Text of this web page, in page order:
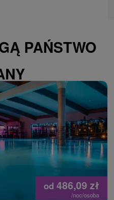
PAŃSTWO
od 486,09 zł
/noc/osoba